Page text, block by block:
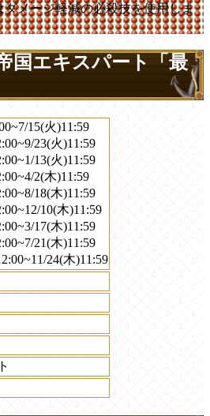
ダメージ軽減の必殺技を使用しま
国エキスパート「最
15(火)11:59
23(火)11:59
13(火)11:59
2(木)11:59
18(木)11:59
10(木)11:59
17(木)11:59
21(木)11:59
24(木)11:59